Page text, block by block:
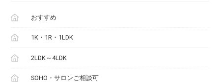
おすすめ
1K・1R・1LDK
2LDK～4LDK
SOHO・サロンご相談可